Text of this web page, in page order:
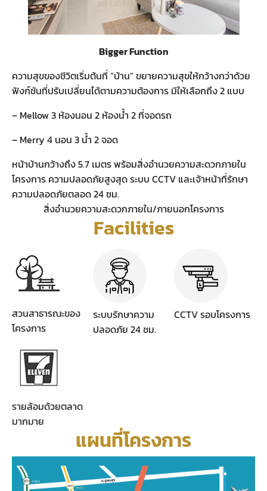
Bigger Function
ความสุขของชีวิตเริ่มต้นที่ “บ้าน” ขยายความสุขให้กว้างกว่าด้วย
ฟังก์ชันที่ปรับเปลี่ยนได้ตามความต้องการ มีให้เลือกถึง 2 แบบ
– Mellow 3 ห้องนอน 2 ห้องน้ำ 2 ที่จอดรถ
– Merry 4 นอน 3 น้ำ 2 จอด
หน้าบ้านกว้างถึง 5.7 เมตร พร้อมสิ่งอำนวยความสะดวกภายใน
โครงการ ความปลอดภัยสูงสุด ระบบ CCTV และเจ้าหน้าที่รักษา
ความปลอดภัยตลอด 24 ซม.
สิ่งอำนวยความสะดวกภายใน/ภายนอกโครงการ
Facilities
สวนสาธารณะของ
โครงการ
ระบบรักษาความ
ปลอดภัย 24 ชม.
CCTV รอบโครงการ
รายล้อมด้วยตลาด
มากมาย
แผนที่โครงการ